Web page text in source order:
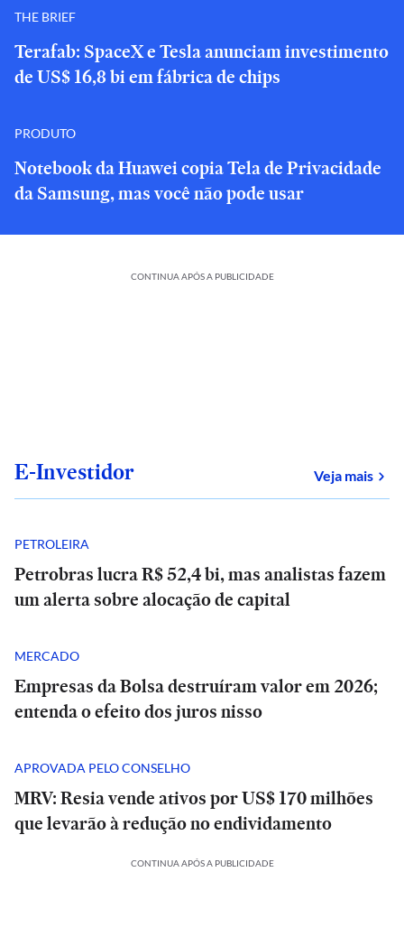
THE BRIEF
Terafab: SpaceX e Tesla anunciam investimento
de US$ 16,8 bi em fábrica de chips
PRODUTO
Notebook da Huawei copia Tela de Privacidade
da Samsung, mas você não pode usar
CONTINUA APÓS A PUBLICIDADE
E-Investidor Veja mais
PETROLEIRA
Petrobras lucra R$ 52,4 bi, mas analistas fazem
um alerta sobre alocação de capital
MERCADO
Empresas da Bolsa destruíram valor em 2026;
entenda o efeito dos juros nisso
APROVADA PELO CONSELHO
MRV: Resia vende ativos por US$ 170 milhões
que levarão à redução no endividamento
CONTINUA APÓS A PUBLICIDADE